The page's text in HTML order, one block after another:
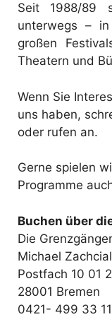
Seit 1988/89
unterwegs –
großen
Theatern und
Wenn Sie
uns haben,
oder rufen an.
Gerne spielen
Programme
Buchen über
Die Grenzgänger
Michael Zachcial
Postfach 10 01
28001 Bremen
0421- 499 33